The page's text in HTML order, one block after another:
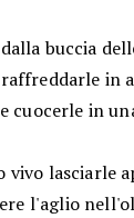
buccia
in
cuocerle in
vivo lasciarle
l'aglio